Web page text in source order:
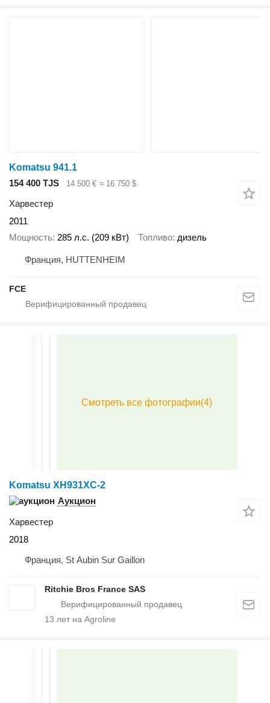
Komatsu 941.1
154 400 TJS
14 500 € ≈ 16 750 $
Харвестер
2011
Мощность 285 л.с. (209 кВт) Топливо дизель
Франция, HUTTENHEIM
FCE
Komatsu XH931XC-2
Аукцион
Харвестер
2018
Франция, St Aubin Sur Gaillon
Ritchie Bros France SAS
13 лет на Agroline